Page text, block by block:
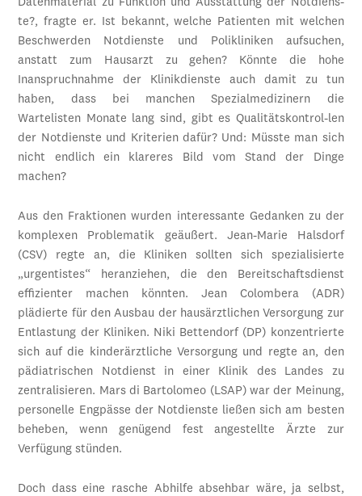
Datenmaterial zu Funktion und Ausstattung der Notdiens-
te?, fragte er. Ist bekannt, welche Patienten mit welchen
Beschwerden Notdienste und Polikliniken aufsuchen,
anstatt zum Hausarzt zu gehen? Könnte die hohe
Inanspruchnahme der Klinikdienste auch damit zu tun
haben, dass bei manchen Spezialmedizinern die
Wartelisten Monate lang sind, gibt es Qualitätskontrol-len
der Notdienste und Kriterien dafür? Und: Müsste man sich
nicht endlich ein klareres Bild vom Stand der Dinge
machen?
Aus den Fraktionen wurden interessante Gedanken zu der
komplexen Problematik geäußert. Jean-Marie Halsdorf
(CSV) regte an, die Kliniken sollten sich spezialisierte
„urgentistes“ heranziehen, die den Bereitschaftsdienst
effizienter machen könnten. Jean Colombera (ADR)
plädierte für den Ausbau der hausärztlichen Versorgung zur
Entlastung der Kliniken. Niki Bettendorf (DP) konzentrierte
sich auf die kinderärztliche Versorgung und regte an, den
pädiatrischen Notdienst in einer Klinik des Landes zu
zentralisieren. Mars di Bartolomeo (LSAP) war der Meinung,
personelle Engpässe der Notdienste ließen sich am besten
beheben, wenn genügend fest angestellte Ärzte zur
Verfügung stünden.
Doch dass eine rasche Abhilfe absehbar wäre, ja selbst,